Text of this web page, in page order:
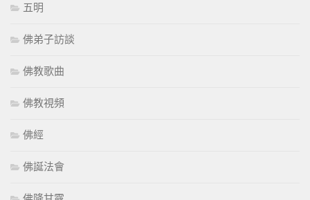
五明
佛弟子訪談
佛教歌曲
佛教視頻
佛經
佛誕法會